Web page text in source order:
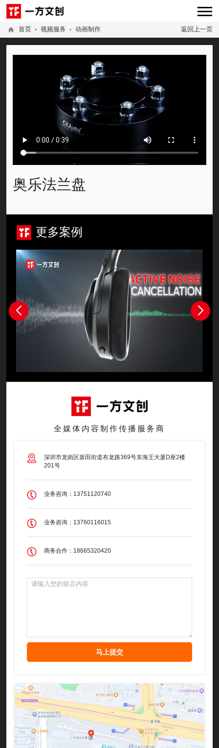
返回上一页
首页 视频服务 动画制作
奥乐法兰盘
更多案例
全媒体内容制作传播服务商
深圳市龙岗区坂田街道布龙路369号东海王大厦D座2楼
201号
业务咨询：13751120740
业务咨询：13760116015
商务合作：18665320420